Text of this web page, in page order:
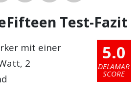
Test-Fazit
5.0
DELAMAR
SCORE
mit einer
2